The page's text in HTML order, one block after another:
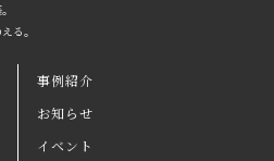
る。
事例紹介
お知らせ
イベント